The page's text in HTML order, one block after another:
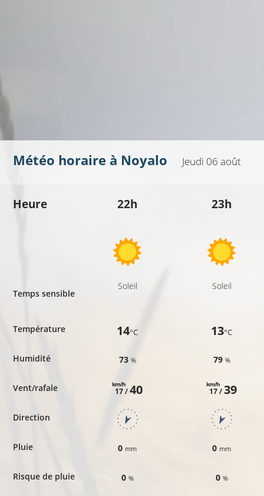
Météo horaire à Noyalo Jeudi 06 août
Heure
Temps sensible
Température
Humidité
Vent/rafale
Direction
Pluie
Risque de pluie
22h
Soleil
14°C
73 %
17 /
km/h 40
0 mm
0 %
23h
Soleil
13°C
79 %
17 /
km/h 39
0 mm
0 %